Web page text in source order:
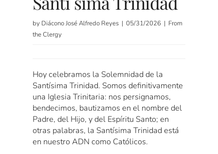
by Diácono José Alfredo Reyes | 05/31/2026 | From
the Clergy
Hoy celebramos la Solemnidad de la
Santísima Trinidad. Somos definitivamente
una Iglesia Trinitaria: nos persignamos,
bendecimos, bautizamos en el nombre del
Padre, del Hijo, y del Espíritu Santo; en
otras palabras, la Santísima Trinidad está
en nuestro ADN como Católicos.